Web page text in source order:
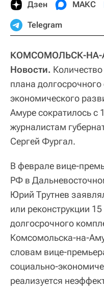
Дзен МАКС
Telegram
КОМСОМОЛЬСК-НА-
Новости.
плана
экономического
Амуре сократилось с
журналистам
Сергей Фургал.
В феврале вице-
РФ в
Юрий Трутнев
или реконструкции
долгосрочного
Комсомольска-на-
словам вице-
социально-
реализуется